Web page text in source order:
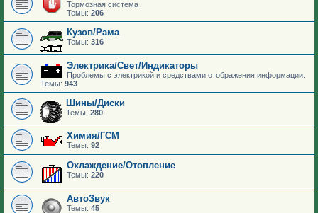
Тормозная система
Темы: 206
Кузов/Рама
Темы: 316
Электрика/Свет/Индикаторы
Проблемы с электрикой и средствами отображения информации.
Темы: 943
Шины/Диски
Темы: 280
Химия/ГСМ
Темы: 92
Охлаждение/Отопление
Темы: 220
АвтоЗвук
Темы: 45